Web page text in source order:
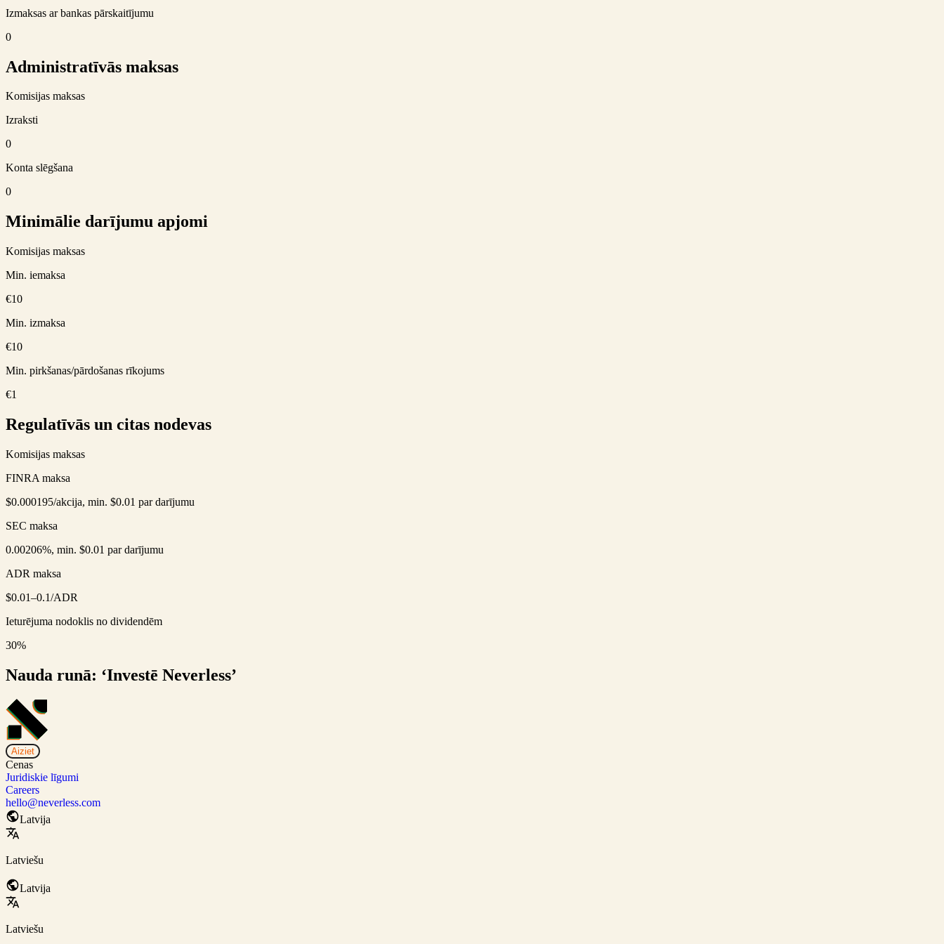
Izmaksas ar bankas pārskaitījumu
0
Administratīvās maksas
Komisijas maksas
Izraksti
0
Konta slēgšana
0
Minimālie darījumu apjomi
Komisijas maksas
Min. iemaksa
€10
Min. izmaksa
€10
Min. pirkšanas/pārdošanas rīkojums
€1
Regulatīvās un citas nodevas
Komisijas maksas
FINRA maksa
$0.000195/akcija, min. $0.01 par darījumu
SEC maksa
0.00206%, min. $0.01 par darījumu
ADR maksa
$0.01–0.1/ADR
Ieturējuma nodoklis no dividendēm
30%
Nauda runā: ‘Investē Neverless’
Aiziet
Cenas
Juridiskie līgumi
Careers
hello@neverless.com
Latvija
Latviešu
Latvija
Latviešu